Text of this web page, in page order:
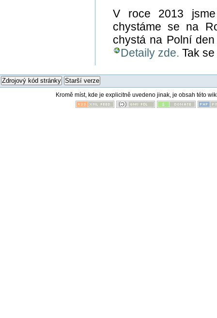
V roce 2013
chystáme se na
chystá na Polní
Detaily zde. Tak
Zdrojový kód stránky Starší verze
Kromě míst, kde je explicitně uvedeno jinak, je obsah této